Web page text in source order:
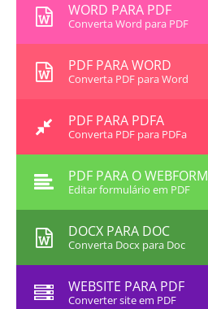
WORD PARA PDF
Converta Word para PDF
PDF PARA WORD
Converta PDF para Word
PDF PARA PDFA
Converta PDF para PDFa
PDF PARA O WEBFORM
Editar formulário em PDF
DOCX PARA DOC
Converta Docx para Doc
WEBSITE PARA PDF
Converter site em PDF